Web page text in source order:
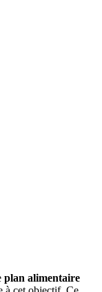
plan alimentaire